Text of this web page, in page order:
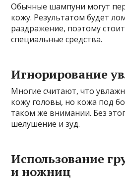
Обычные шампуни могут
кожу. Результатом будет
раздражение, поэтому
специальные средства.
Игнорирование
Многие считают, что
кожу головы, но кожа под
таком же внимании. Без
шелушение и зуд.
Использование
и ножниц